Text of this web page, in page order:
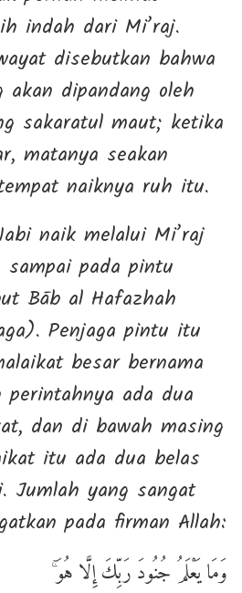
indah dari Mi’raj.
disebutkan bahwa
dipandang oleh
sakaratul maut; ketika
matanya seakan
naiknya ruh itu.
naik melalui Mi’raj
sampai pada pintu
Bāb al Hafazhah
Penjaga pintu itu
besar bernama
perintahnya ada dua
dan di bawah masing
itu ada dua belas
Jumlah yang sangat
pada firman Allah:
وَمَا يَعْلَمُ جُنُودَ رَبِّكَ إِلَّا هُوَ ۚ